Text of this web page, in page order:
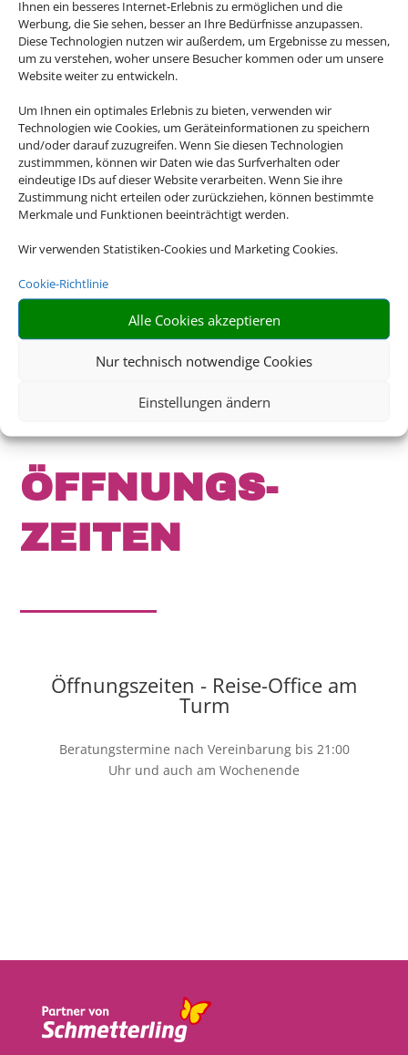
Ihnen ein besseres Internet-Erlebnis zu ermöglichen und die
Werbung, die Sie sehen, besser an Ihre Bedürfnisse anzupassen.
Diese Technologien nutzen wir außerdem, um Ergebnisse zu messen,
um zu verstehen, woher unsere Besucher kommen oder um unsere
Website weiter zu entwickeln.
Um Ihnen ein optimales Erlebnis zu bieten, verwenden wir
Technologien wie Cookies, um Geräteinformationen zu speichern
und/oder darauf zuzugreifen. Wenn Sie diesen Technologien
zustimmmen, können wir Daten wie das Surfverhalten oder
eindeutige IDs auf dieser Website verarbeiten. Wenn Sie ihre
Zustimmung nicht erteilen oder zurückziehen, können bestimmte
Merkmale und Funktionen beeinträchtigt werden.
Wir verwenden Statistiken-Cookies und Marketing Cookies.
Cookie-Richtlinie
Alle Cookies akzeptieren
Nur technisch notwendige Cookies
Einstellungen ändern
Rufen Sie uns an
05973 / 934661
Schreiben Sie uns eine Email
ÖFFNUNGS­
ZEITEN
Öffnungszeiten - Reise-Office am
Turm
Beratungstermine nach Vereinbarung bis 21:00
Uhr und auch am Wochenende